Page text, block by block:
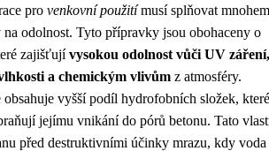
pro venkovní použitímusí splňovat mnohem
odolnost. Tyto přípravky jsou obohaceny o
zajišťujívysokou odolnost vůči UV záření,
a chemickým vlivům z atmosféry.
obsahuje vyšší podíl hydrofobních složek, které
jejímu vnikání do pórů betonu. Tato
před destruktivními účinky mrazu, kdy voda